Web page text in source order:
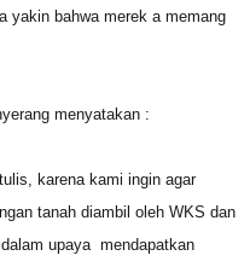
yakin bahwa merek a memang
menyatakan :
karena kami ingin agar
tanah diambil oleh WKS dan
upaya mendapatkan